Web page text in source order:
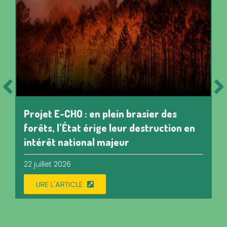
Projet E-CHO : en plein brasier des
forêts, l’État érige leur destruction en
intérêt national majeur
22 juillet 2026
LIRE L'ARTICLE